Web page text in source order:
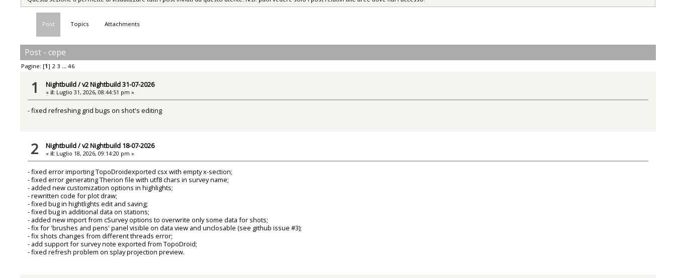
Post Topics Attachments
Post - cepe
Pagine: [1] 2 3 ...46
1 Nightbuild/v2 Nightbuild 31-07-2026
« il: Luglio 31, 2026, 08:44:51 pm »
- fixed refreshing grid bugs on shot's editing
2 Nightbuild/v2 Nightbuild 18-07-2026
« il: Luglio 18, 2026, 09:14:20 pm »
- fixed error importing TopoDroidexported csx with empty x-section;
- fixed error generating Therion file with utf8 chars in survey name;
- added new customization options in highlights;
- rewritten code for plot draw;
- fixed bug in hightlights edit and saving;
- fixed bug in additional data on stations;
- added new import from cSurvey options to overwrite only some data for shots;
- fix for 'brushes and pens' panel visible on data view and unclosable (see github issue #3);
- fix shots changes from different threads error;
- add support for survey note exported from TopoDroid;
- fixed refresh problem on splay projection preview.